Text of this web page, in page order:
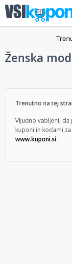
Ženska
Trenutno na tej
Vljudno vabljeni,
kuponi in kodami
www.kuponi.si.